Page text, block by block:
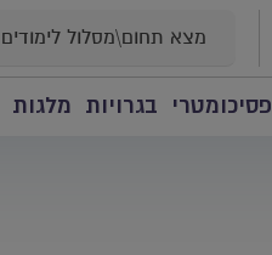
פסיכומטרי בגרויות מלגות